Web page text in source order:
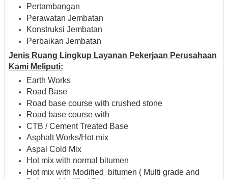
Pertambangan
Perawatan Jembatan
Konstruksi Jembatan
Perbaikan Jembatan
Jenis Ruang Lingkup Layanan Pekerjaan Perusahaan
Kami Meliputi:
Earth Works
Road Base
Road base course with crushed stone
Road base course with
CTB / Cement Treated Base
Asphalt Works/Hot mix
Aspal Cold Mix
Hot mix with normal bitumen
Hot mix with Modified bitumen ( Multi grade and